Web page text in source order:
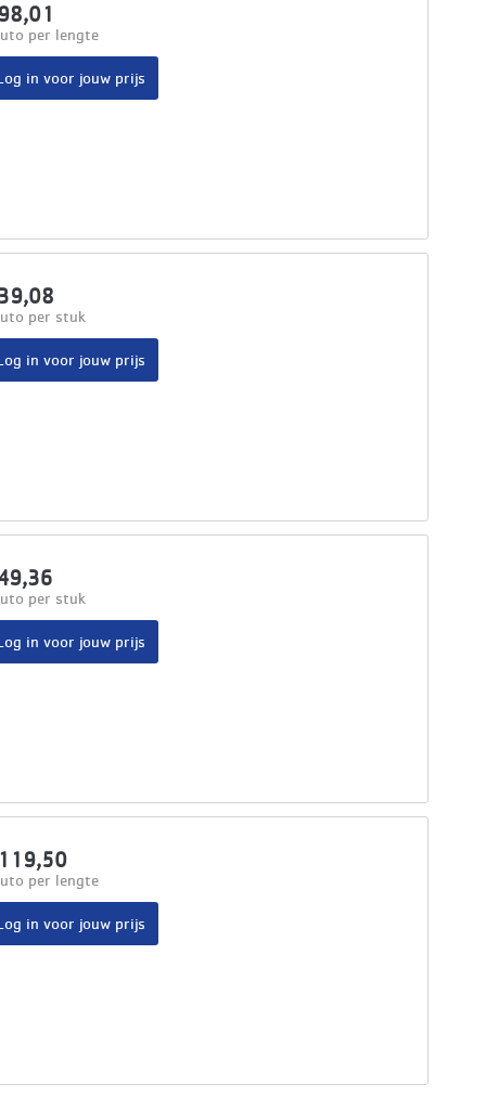
per lengte
in voor jouw prijs
per stuk
in voor jouw prijs
per stuk
in voor jouw prijs
per lengte
in voor jouw prijs